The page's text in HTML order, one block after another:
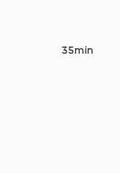
35min